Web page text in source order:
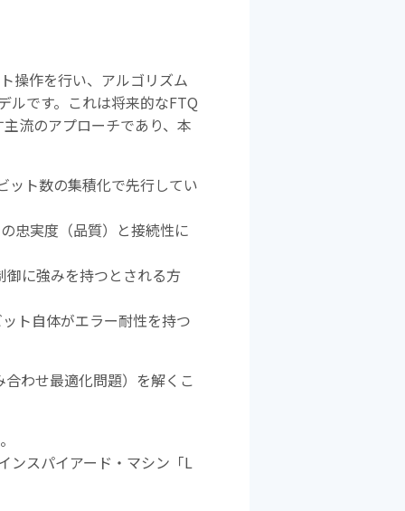
操作を行い、アルゴリズム
ルです。これは将来的なFTQ
流のアプローチであり、本
ット数の集積化で先行してい
忠実度（品質）と接続性に
に強みを持つとされる方
ト自体がエラー耐性を持つ
わせ最適化問題）を解くこ
。
ンスパイアード・マシン「L